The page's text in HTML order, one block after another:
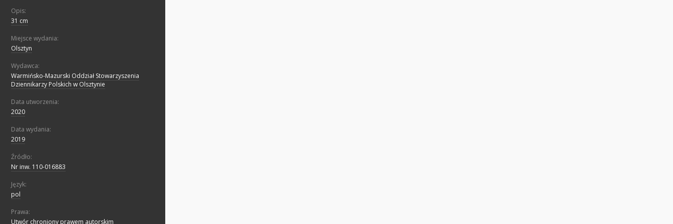
Opis:
31 cm
Miejsce wydania:
Olsztyn
Wydawca:
Warmińsko-Mazurski Oddział Stowarzyszenia
Dziennikarzy Polskich w Olsztynie
Data utworzenia:
2020
Data wydania:
2019
Źródło:
Nr inw. 110-016883
Język:
pol
Prawa:
Utwór chroniony prawem autorskim